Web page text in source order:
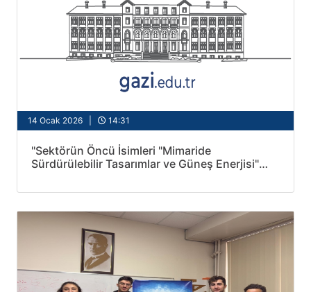
14 Ocak 2026 | 14:31
''Sektörün Öncü İsimleri "Mimaride
Sürdürülebilir Tasarımlar ve Güneş Enerjisi"